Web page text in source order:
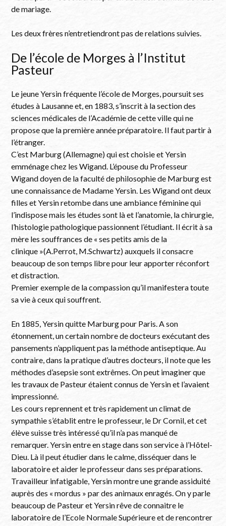
de mariage.
Les deux frères n’entretiendront pas de relations suivies.
De l’école de Morges à l’Institut
Pasteur
Le jeune Yersin fréquente l’école de Morges, poursuit ses
études à Lausanne et, en 1883, s’inscrit à la section des
sciences médicales de l’Académie de cette ville qui ne
propose que la première année préparatoire. Il faut partir à
l’étranger.
C’est Marburg (Allemagne) qui est choisie et Yersin
emménage chez les Wigand. L’épouse du Professeur
Wigand doyen de la faculté de philosophie de Marburg est
une connaissance de Madame Yersin. Les Wigand ont deux
filles et Yersin retombe dans une ambiance féminine qui
l’indispose mais les études sont là et l’anatomie, la chirurgie,
l’histologie pathologique passionnent l’étudiant. Il écrit à sa
mère les souffrances de « ses petits amis de la
clinique »(A.Perrot, M.Schwartz) auxquels il consacre
beaucoup de son temps libre pour leur apporter réconfort
et distraction.
Premier exemple de la compassion qu’il manifestera toute
sa vie à ceux qui souffrent.
En 1885, Yersin quitte Marburg pour Paris. A son
étonnement, un certain nombre de docteurs exécutant des
pansements n’appliquent pas la méthode antiseptique. Au
contraire, dans la pratique d’autres docteurs, il note que les
méthodes d’asepsie sont extrêmes. On peut imaginer que
les travaux de Pasteur étaient connus de Yersin et l’avaient
impressionné.
Les cours reprennent et très rapidement un climat de
sympathie s’établit entre le professeur, le Dr Cornil, et cet
élève suisse très intéressé qu’il n’a pas manqué de
remarquer. Yersin entre en stage dans son service à l’Hôtel-
Dieu. Là il peut étudier dans le calme, disséquer dans le
laboratoire et aider le professeur dans ses préparations.
Travailleur infatigable, Yersin montre une grande assiduité
auprès des « mordus » par des animaux enragés. On y parle
beaucoup de Pasteur et Yersin rêve de connaitre le
laboratoire de l’Ecole Normale Supérieure et de rencontrer